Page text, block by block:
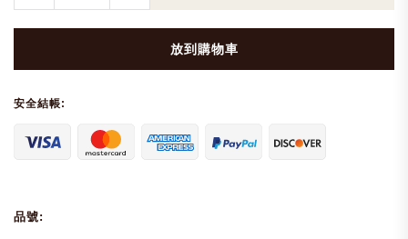
放到購物車
安全結帳:
品號: